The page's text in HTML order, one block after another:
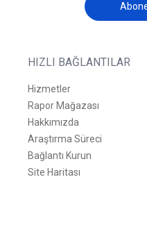
HIZLI BAĞLANTILAR
Hizmetler
Rapor Mağazası
Hakkımızda
Araştırma Süreci
Bağlantı Kurun
Site Haritası